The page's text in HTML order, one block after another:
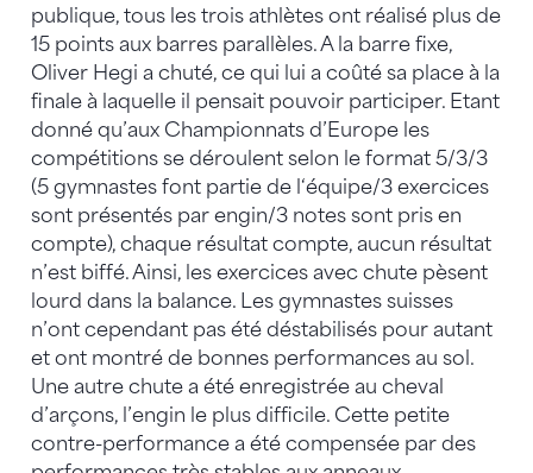
publique, tous les trois athlètes ont réalisé plus de
15 points aux barres parallèles. A la barre fixe,
Oliver Hegi a chuté, ce qui lui a coûté sa place à la
finale à laquelle il pensait pouvoir participer. Etant
donné qu’aux Championnats d’Europe les
compétitions se déroulent selon le format 5/3/3
(5 gymnastes font partie de l‘équipe/3 exercices
sont présentés par engin/3 notes sont pris en
compte), chaque résultat compte, aucun résultat
n’est biffé. Ainsi, les exercices avec chute pèsent
lourd dans la balance. Les gymnastes suisses
n’ont cependant pas été déstabilisés pour autant
et ont montré de bonnes performances au sol.
Une autre chute a été enregistrée au cheval
d’arçons, l’engin le plus difficile. Cette petite
contre-performance a été compensée par des